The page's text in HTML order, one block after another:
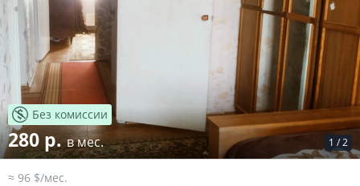
1 /2
Без комиссии
280 р.в мес.
≈ 96 $/мес.